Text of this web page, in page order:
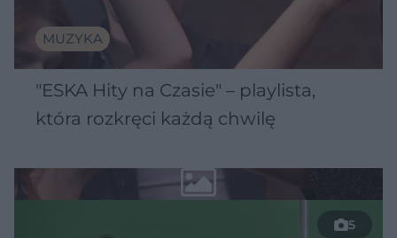
MUZYKA
"ESKA Hity na Czasie" – playlista,
która rozkręci każdą chwilę
5